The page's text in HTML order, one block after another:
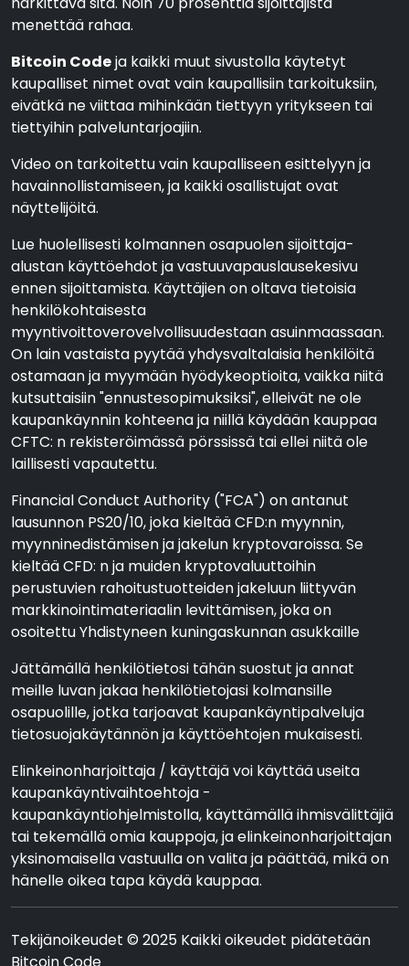
menettää rahaa.
Bitcoin Codeja kaikki muut sivustolla käytetyt
kaupalliset nimet ovat vain kaupallisiin tarkoituksiin,
eivätkä ne viittaa mihinkään tiettyyn yritykseen tai
tiettyihin palveluntarjoajiin.
Video on tarkoitettu vain kaupalliseen esittelyyn ja
havainnollistamiseen, ja kaikki osallistujat ovat
näyttelijöitä.
Lue huolellisesti kolmannen osapuolen sijoittaja-
alustan käyttöehdot ja vastuuvapauslausekesivu
ennen sijoittamista. Käyttäjien on oltava tietoisia
henkilökohtaisesta
myyntivoittoverovelvollisuudestaan asuinmaassaan.
On lain vastaista pyytää yhdysvaltalaisia henkilöitä
ostamaan ja myymään hyödykeoptioita, vaikka niitä
kutsuttaisiin "ennustesopimuksiksi", elleivät ne ole
kaupankäynnin kohteena ja niillä käydään kauppaa
CFTC: n rekisteröimässä pörssissä tai ellei niitä ole
laillisesti vapautettu.
Financial Conduct Authority ("FCA") on antanut
lausunnon PS20/10, joka kieltää CFD:n myynnin,
myynninedistämisen ja jakelun kryptovaroissa. Se
kieltää CFD: n ja muiden kryptovaluuttoihin
perustuvien rahoitustuotteiden jakeluun liittyvän
markkinointimateriaalin levittämisen, joka on
osoitettu Yhdistyneen kuningaskunnan asukkaille
Jättämällä henkilötietosi tähän suostut ja annat
meille luvan jakaa henkilötietojasi kolmansille
osapuolille, jotka tarjoavat kaupankäyntipalveluja
tietosuojakäytännön ja käyttöehtojen mukaisesti.
Elinkeinonharjoittaja / käyttäjä voi käyttää useita
kaupankäyntivaihtoehtoja -
kaupankäyntiohjelmistolla, käyttämällä ihmisvälittäjiä
tai tekemällä omia kauppoja, ja elinkeinonharjoittajan
yksinomaisella vastuulla on valita ja päättää, mikä on
hänelle oikea tapa käydä kauppaa.
Tekijänoikeudet © 2025 Kaikki oikeudet pidätetään